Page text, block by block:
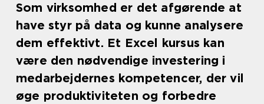
Som virksomhed er det afgørende at
have styr på data og kunne analysere
dem effektivt. Et Excel kursus kan
være den nødvendige investering i
medarbejdernes kompetencer, der vil
øge produktiviteten og forbedre